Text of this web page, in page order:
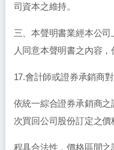
司資本之維持。
三、本聲明書業經本公
人同意本聲明書之內容，
17.會計師或證券承銷商
依統一綜合證券承銷商
次買回公司股份訂定之
程具合法性，價格區間